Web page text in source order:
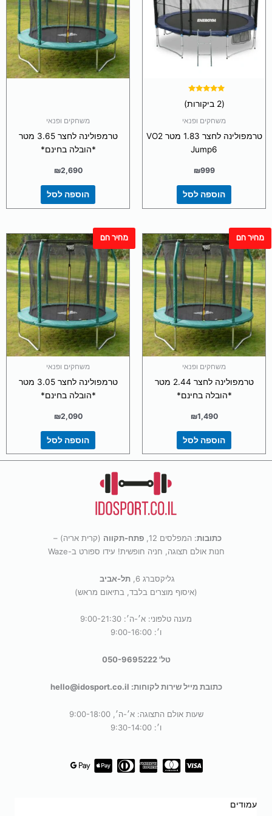
5.00
(2 ביקורות)
משחקים ופנאי
טרמפולינה לחצר 1.83 מטר VO2
Jump6
₪999
הוספה לסל
משחקים ופנאי
טרמפולינה לחצר 3.65 מטר
*הובלה בחינם*
₪2,690
הוספה לסל
מחיר חם
משחקים ופנאי
טרמפולינה לחצר 2.44 מטר
*הובלה בחינם*
₪1,490
הוספה לסל
מחיר חם
משחקים ופנאי
טרמפולינה לחצר 3.05 מטר
*הובלה בחינם*
₪2,090
הוספה לסל
כתובות: המפלסים 12, פתח-תקווה (קרית אריה) –
חנות אולם תצוגה, חניה חופשית! עידו ספורט ב-Waze
גליקסברג 6,
תל-אביב
(איסוף מוצרים בלבד, בתיאום מראש)
מענה טלפוני: א׳-ה׳: 9:00-21:30
ו׳: 9:00-16:00
טל' 050-9695222
כתובת מייל שירות לקוחות: hello@idosport.co.il
שעות אולם התצוגה: א׳-ה׳, 9:00-18:00
ו׳: 9:30-14:00
עמודים